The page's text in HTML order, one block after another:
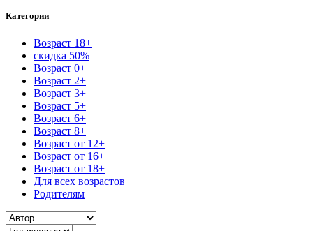
Категории
Возраст 18+
скидка 50%
Возраст 0+
Возраст 2+
Возраст 3+
Возраст 5+
Возраст 6+
Возраст 8+
Возраст от 12+
Возраст от 16+
Возраст от 18+
Для всех возрастов
Родителям